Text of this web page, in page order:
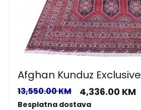
Afghan Kunduz Exclusive
13,550.00 KM 4,336.00 KM
Besplatna dostava